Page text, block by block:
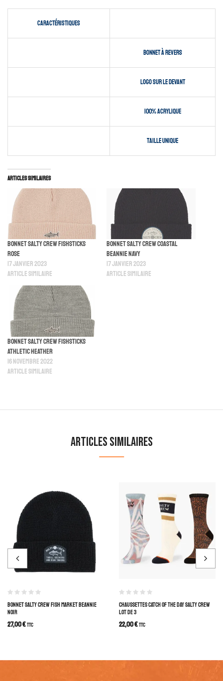
Caractéristiques
Bonnet à revers
logo sur le devant
100% acrylique
taille unique
Articles similaires
Bonnet Salty Crew Fishsticks
Rose
17 janvier 2023
Article similaire
Bonnet Salty Crew Coastal
Beannie Navy
17 janvier 2023
Article similaire
Bonnet Salty Crew Fishsticks
Athletic Heather
16 novembre 2022
Article similaire
Articles similaires
BONNET SALTY CREW FISH MARKET BEANNIE
NOIR
27,00€TTC
CHAUSSETTES CATCH OF THE DAY SALTY CREW
LOT DE 3
22,00€TTC